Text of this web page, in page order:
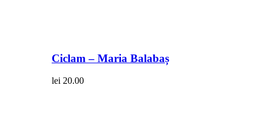
Ciclam – Maria Balabaș
lei 20.00